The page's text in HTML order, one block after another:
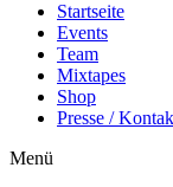
Startseite
Events
Team
Mixtapes
Shop
Presse /
Menü